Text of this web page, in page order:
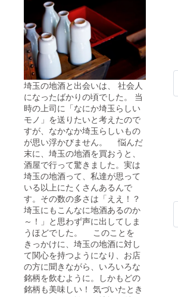
埼玉の地酒と出会いは、 社会人
になったばかりの頃でした。 当
時の上司に「なにか埼玉らしい
モノ」を送りたいと考えたので
すが、なかなか埼玉らしいもの
が思い浮かびません。 悩んだ
末に、埼玉の地酒を買おうと、
酒屋で行って驚きました。実は
埼玉の地酒って、私達が思って
いる以上にたくさんあるんで
す。その数の多さは「ええ！？
埼玉にもこんなに地酒あるのか
～！」と思わず声に出してしま
うほどでした。 このことを
きっかけに、埼玉の地酒に対し
て関心を持つようになり、お店
の方に聞きながら、いろいろな
銘柄を飲むように。しかもどの
銘柄も美味しい！ 気づいたとき